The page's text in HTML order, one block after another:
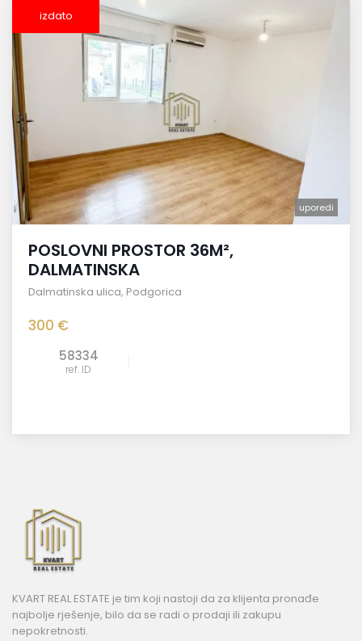
izdato
uporedi
POSLOVNI PROSTOR 36M²,
DALMATINSKA
Dalmatinska ulica, Podgorica
300 €
58334
ref. ID
KVART REAL ESTATE je tim koji nastoji da za klijenta pronađe
najbolje rješenje, bilo da se radi o prodaji ili zakupu
nepokretnosti.